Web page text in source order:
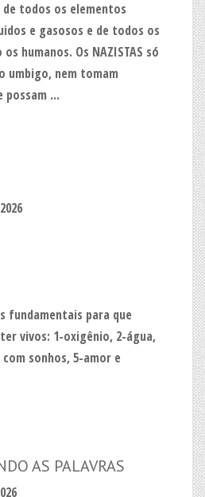
todos os elementos
e gasosos e de todos os
humanos. Os NAZISTAS só
umbigo, nem tomam
possam ...
fundamentais para que
vivos: 1-oxigênio, 2-água,
sonhos, 5-amor e
AS PALAVRAS